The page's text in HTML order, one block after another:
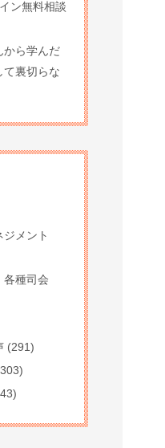
ン無料相談
から学んだ
て裏切らな
ジメント
各種司会
(291)